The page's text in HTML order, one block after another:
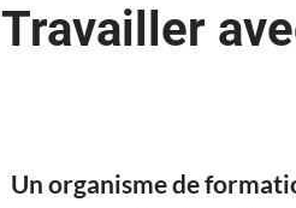
Travailler
Un organisme de